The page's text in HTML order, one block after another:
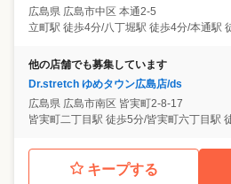
広島県 広島市中区 本通2-5
立町駅 徒歩4分/八丁堀駅 徒歩4分/本通駅
他の店舗でも募集しています
Dr.stretch ゆめタウン広島店/ds
広島県 広島市南区 皆実町2-8-17
皆実町二丁目駅 徒歩5分/皆実町六丁目駅
キープする